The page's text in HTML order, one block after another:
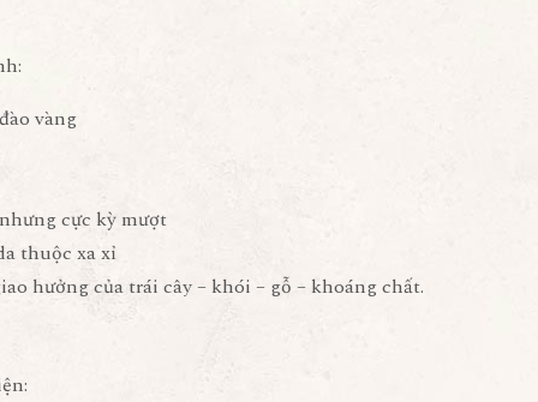
vàng
cực kỳ mượt
thuộc xa xỉ
hưởng của trái cây – khói – gỗ – khoáng chất.